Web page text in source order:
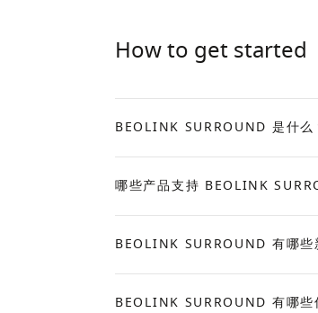
How to get started
BEOLINK SURROUND 是什么
Expand
哪些产品支持 BEOLINK
Expand
BEOLINK SURROUND 有哪些
Expand
BEOLINK SURROUND 有哪些